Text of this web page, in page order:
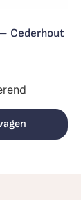
Cederhout